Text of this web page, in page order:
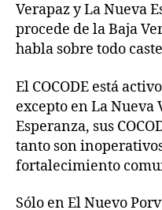
Verapaz y La Nueva
procede de la Baja
habla sobre todo
El COCODE está
excepto en La Nueva
Esperanza, sus
tanto son
fortalecimiento
Sólo en El Nuevo